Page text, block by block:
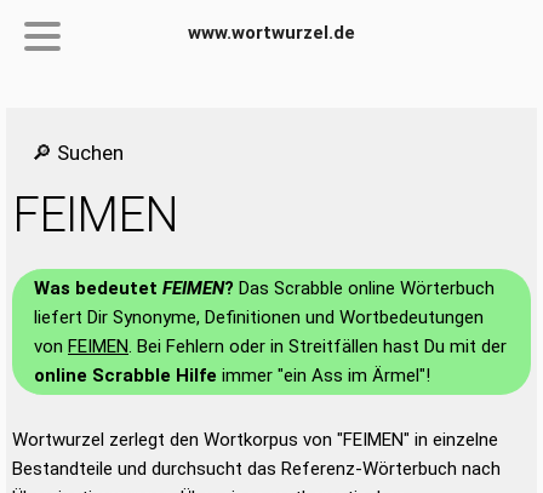
www.wortwurzel.de
🔎 Suchen
FEIMEN
Was bedeutet FEIMEN? Das Scrabble online Wörterbuch
liefert Dir Synonyme, Definitionen und Wortbedeutungen
von FEIMEN. Bei Fehlern oder in Streitfällen hast Du mit der
online Scrabble Hilfe immer "ein Ass im Ärmel"!
Wortwurzel zerlegt den Wortkorpus von "FEIMEN" in einzelne
Bestandteile und durchsucht das Referenz-Wörterbuch nach